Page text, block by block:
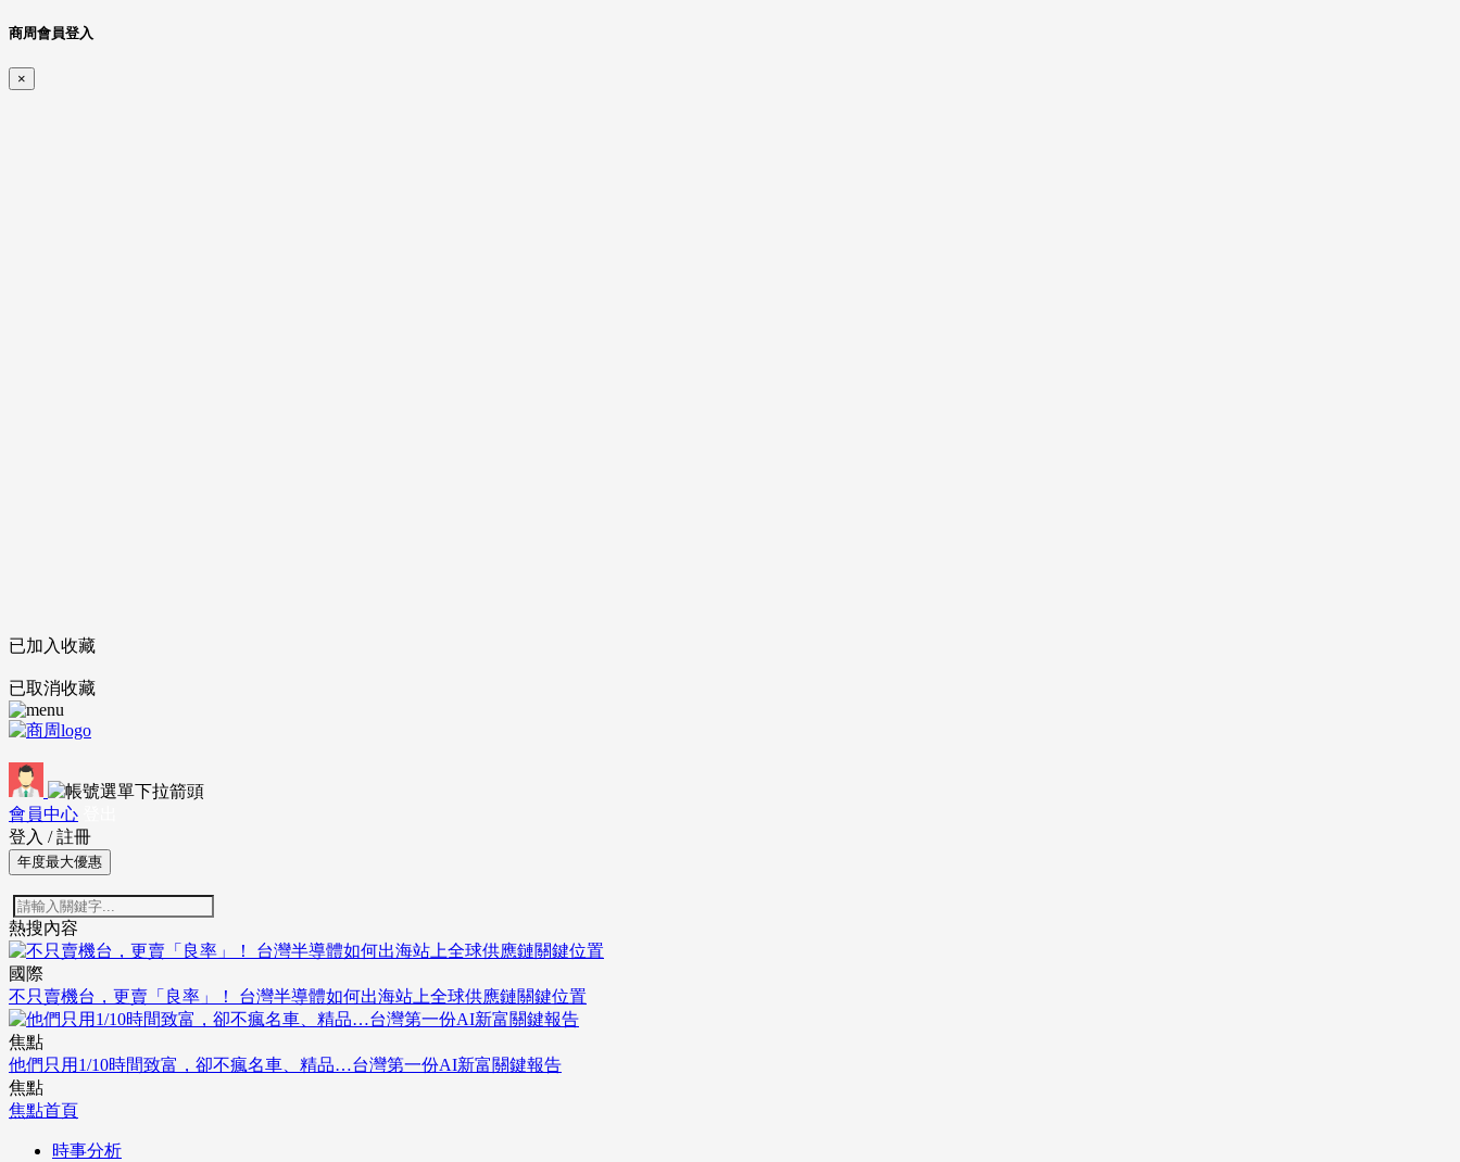
商周會員登入
×
已加入收藏
已取消收藏
會員中心
登入 / 註冊
年度最大優惠
熱搜內容
國際
不只賣機台，更賣「良率」！ 台灣半導體如何出海站上全球供應鏈關鍵位置
焦點
他們只用1/10時間致富，卻不瘋名車、精品…台灣第一份AI新富關鍵報告
焦點
焦點首頁
時事分析